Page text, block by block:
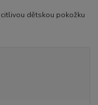
dětskou pokožku